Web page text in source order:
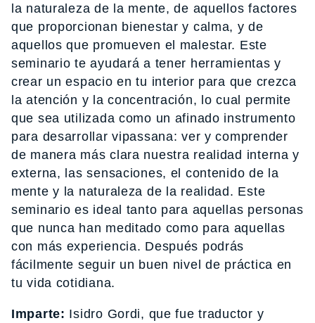
la naturaleza de la mente, de aquellos factores
que proporcionan bienestar y calma, y de
aquellos que promueven el malestar. Este
seminario te ayudará a tener herramientas y
crear un espacio en tu interior para que crezca
la atención y la concentración, lo cual permite
que sea utilizada como un afinado instrumento
para desarrollar vipassana: ver y comprender
de manera más clara nuestra realidad interna y
externa, las sensaciones, el contenido de la
mente y la naturaleza de la realidad. Este
seminario es ideal tanto para aquellas personas
que nunca han meditado como para aquellas
con más experiencia. Después podrás
fácilmente seguir un buen nivel de práctica en
tu vida cotidiana.
Imparte: Isidro Gordi, que fue traductor y